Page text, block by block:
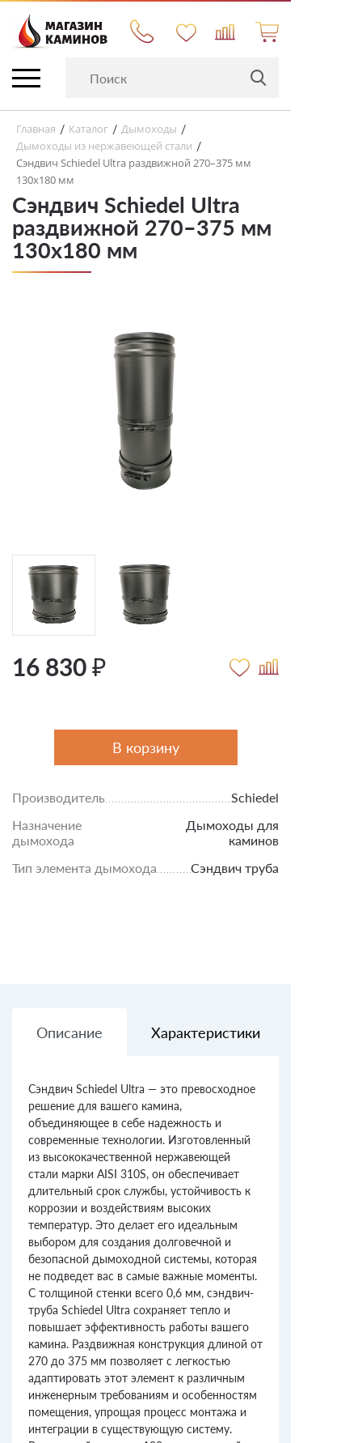
Главная / Каталог / Дымоходы /
Дымоходы из нержавеющей стали /
Сэндвич Schiedel Ultra раздвижной 270–375 мм
130х180 мм
Сэндвич Schiedel Ultra
раздвижной 270–375 мм
130х180 мм
16 830 ₽
В корзину
Производитель
Schiedel
Назначение
дымохода
Дымоходы для
каминов
Тип элемента дымохода
Сэндвич труба
Описание Характеристики
Сэндвич Schiedel Ultra — это превосходное
решение для вашего камина,
объединяющее в себе надежность и
современные технологии. Изготовленный
из высококачественной нержавеющей
стали марки AISI 310S, он обеспечивает
длительный срок службы, устойчивость к
коррозии и воздействиям высоких
температур. Это делает его идеальным
выбором для создания долговечной и
безопасной дымоходной системы, которая
не подведет вас в самые важные моменты.
С толщиной стенки всего 0,6 мм, сэндвич-
труба Schiedel Ultra сохраняет тепло и
повышает эффективность работы вашего
камина. Раздвижная конструкция длиной от
270 до 375 мм позволяет с легкостью
адаптировать этот элемент к различным
инженерным требованиям и особенностям
помещения, упрощая процесс монтажа и
интеграции в существующую систему.